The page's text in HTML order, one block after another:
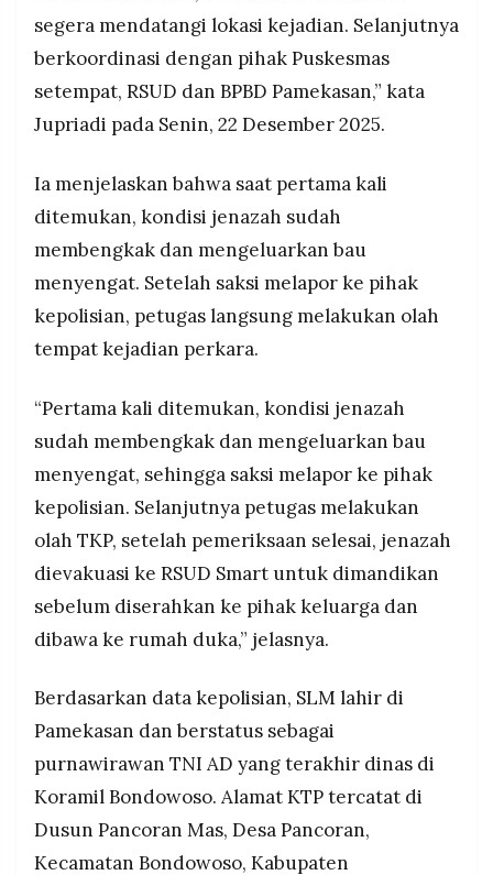
segera mendatangi lokasi kejadian. Selanjutnya
berkoordinasi dengan pihak Puskesmas
setempat, RSUD dan BPBD Pamekasan,” kata
Jupriadi pada Senin, 22 Desember 2025.
Ia menjelaskan bahwa saat pertama kali
ditemukan, kondisi jenazah sudah
membengkak dan mengeluarkan bau
menyengat. Setelah saksi melapor ke pihak
kepolisian, petugas langsung melakukan olah
tempat kejadian perkara.
“Pertama kali ditemukan, kondisi jenazah
sudah membengkak dan mengeluarkan bau
menyengat, sehingga saksi melapor ke pihak
kepolisian. Selanjutnya petugas melakukan
olah TKP, setelah pemeriksaan selesai, jenazah
dievakuasi ke RSUD Smart untuk dimandikan
sebelum diserahkan ke pihak keluarga dan
dibawa ke rumah duka,” jelasnya.
Berdasarkan data kepolisian, SLM lahir di
Pamekasan dan berstatus sebagai
purnawirawan TNI AD yang terakhir dinas di
Koramil Bondowoso. Alamat KTP tercatat di
Dusun Pancoran Mas, Desa Pancoran,
Kecamatan Bondowoso, Kabupaten